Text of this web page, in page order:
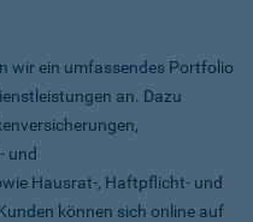
wir ein umfassendes Portfolio
an. Dazu
und
Hausrat-, Haftpflicht- und
können sich online auf